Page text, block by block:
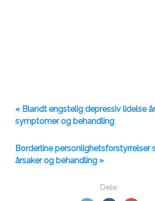
Dele:
« Blandt engstelig depressiv lidelse
symptomer og behandling
Borderline personlighetsforstyrrelser
årsaker og behandling »